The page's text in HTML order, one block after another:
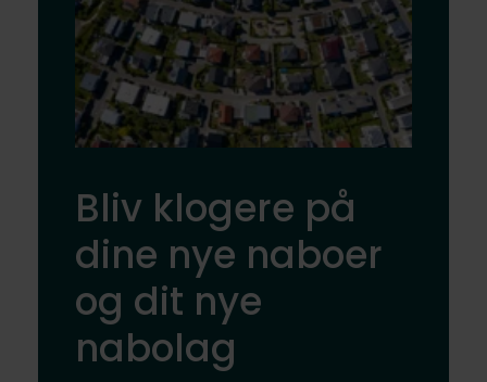
Bliv klogere på
dine nye naboer
og dit nye
nabolag